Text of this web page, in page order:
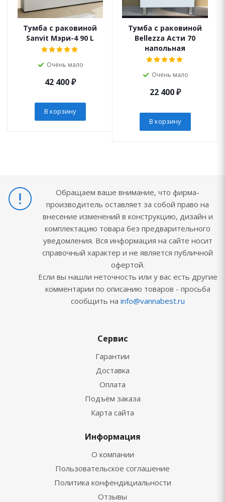
Тумба с раковиной
Sanvit Мэри-4 90 L
Очень мало
42 400₽
В корзину
Тумба с раковиной
Bellezza Асти 70
напольная
Очень мало
22 400₽
В корзину
Обращаем ваше внимание, что фирма-
производитель оставляет за собой право на
внесение изменений в конструкцию, дизайн и
комплектацию товара без предварительного
уведомления. Вся информация на сайте носит
справочный характер и не является публичной
офертой.
Если вы нашли неточность или у вас есть другие
комментарии по описанию товаров - просьба
сообщить на info@vannabest.ru
Сервис
Гарантии
Доставка
Оплата
Подъём заказа
Карта сайта
Информация
О компании
Пользовательское соглашение
Политика конфендициальности
Отзывы